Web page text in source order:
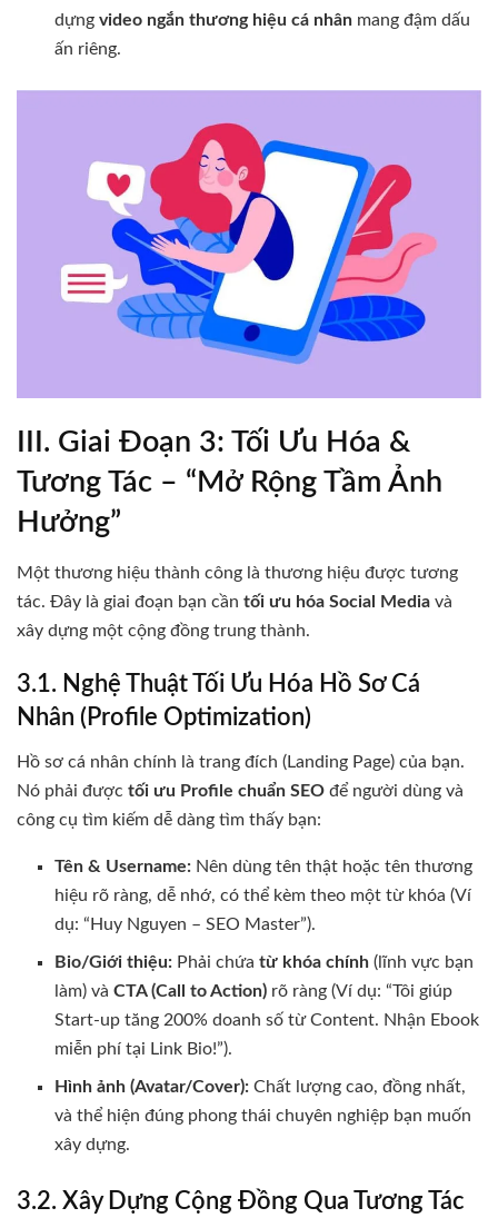
dựngvideo ngắn thương hiệu cá nhân mang đậm dấu
ấn riêng.
III. Giai Đoạn 3: Tối Ưu Hóa &
Tương Tác – “Mở Rộng Tầm Ảnh
Hưởng”
Một thương hiệu thành công là thương hiệu được tương
tác. Đây là giai đoạn bạn cần tối ưu hóa Social Media và
xây dựng một cộng đồng trung thành.
3.1. Nghệ Thuật Tối Ưu Hóa Hồ Sơ Cá
Nhân (Profile Optimization)
Hồ sơ cá nhân chính là trang đích (Landing Page) của bạn.
Nó phải được tối ưu Profile chuẩn SEO để người dùng và
công cụ tìm kiếm dễ dàng tìm thấy bạn:
Tên & Username: Nên dùng tên thật hoặc tên thương
hiệu rõ ràng, dễ nhớ, có thể kèm theo một từ khóa (Ví
dụ: “Huy Nguyen – SEO Master”).
Bio/Giới thiệu: Phải chứatừ khóa chính (lĩnh vực bạn
làm) vàCTA (Call to Action) rõ ràng (Ví dụ: “Tôi giúp
Start-up tăng 200% doanh số từ Content. Nhận Ebook
miễn phí tại Link Bio!”).
Hình ảnh (Avatar/Cover): Chất lượng cao, đồng nhất,
và thể hiện đúng phong thái chuyên nghiệp bạn muốn
xây dựng.
3.2. Xây Dựng Cộng Đồng Qua Tương Tác